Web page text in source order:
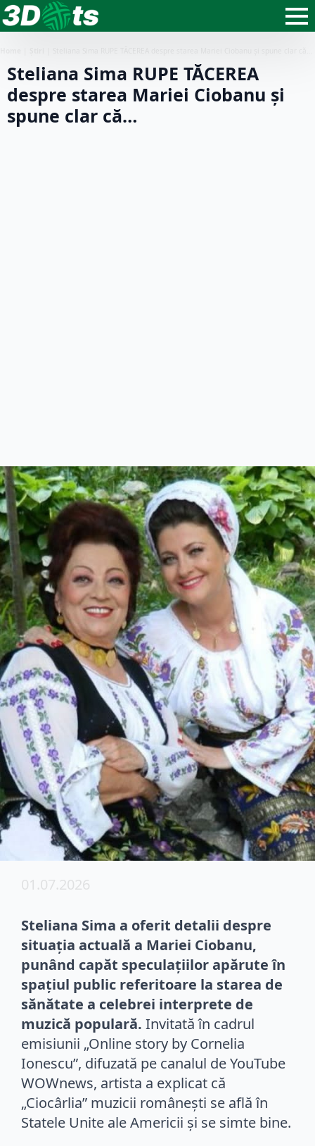
Steliana Sima RUPE TĂCEREA
despre starea Mariei Ciobanu și
spune clar că…
01.07.2026
Steliana Sima a oferit detalii despre
situația actuală a Mariei Ciobanu,
punând capăt speculațiilor apărute în
spațiul public referitoare la starea de
sănătate a celebrei interprete de
muzică populară. Invitată în cadrul
emisiunii „Online story by Cornelia
Ionescu”, difuzată pe canalul de YouTube
WOWnews, artista a explicat că
„Ciocârlia” muzicii românești se află în
Statele Unite ale Americii și se simte bine.